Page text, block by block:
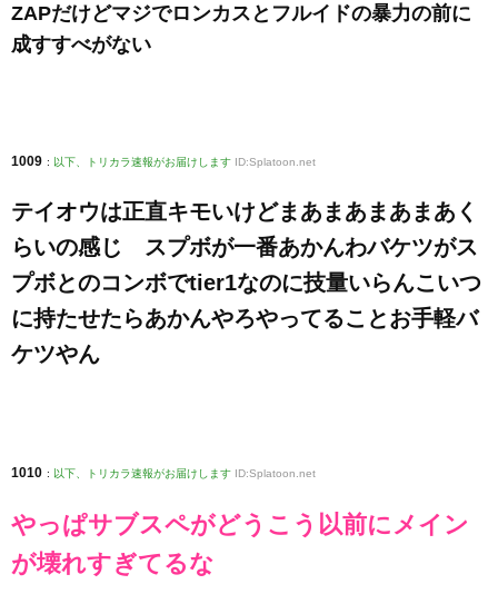
ZAPだけどマジでロンカスとフルイドの暴力の前に
成すすべがない
1009 : 以下、トリカラ速報がお届けします ID:Splatoon.net
テイオウは正直キモいけどまあまあまあまあく
らいの感じ スプボが一番あかんわバケツがス
プボとのコンボでtier1なのに技量いらんこいつ
に持たせたらあかんやろやってることお手軽バ
ケツやん
1010 : 以下、トリカラ速報がお届けします ID:Splatoon.net
やっぱサブスペがどうこう以前にメイン
が壊れすぎてるな